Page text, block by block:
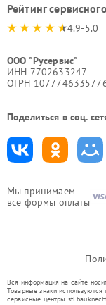
Мы принимаем
все формы оплаты
Рейтинг
4.9-5.0
ООО "Русервис"
ИНН 7702633247
ОГРН
Поделиться в соц.
Вся информация на сайте
Товарные знаки используются
сервисные центры